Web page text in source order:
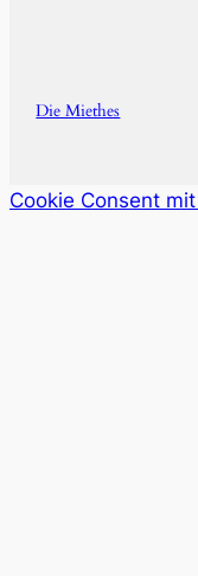
Die Miethes
Cookie Consent